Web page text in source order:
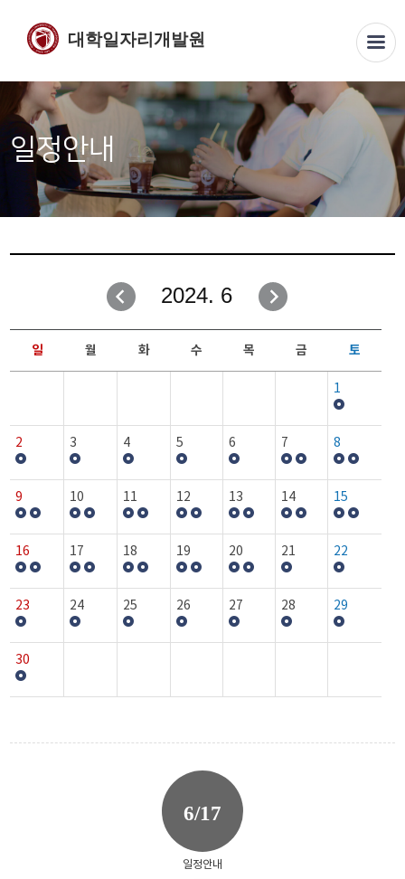
대학일자리개발원
일정안내
2024. 6
일 월 화 수 목 금 토
1
2 3 4 5 6 7 8
9 10 11 12 13 14 15
16 17 18 19 20 21 22
23 24 25 26 27 28 29
30
6/17
일정안내